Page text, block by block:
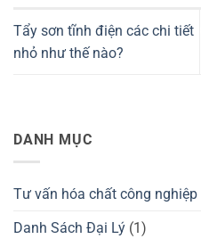
Tẩy sơn tĩnh điện các chi tiết
nhỏ như thế nào?
DANH MỤC
Tư vấn hóa chất công nghiệp
Danh Sách Đại Lý (1)